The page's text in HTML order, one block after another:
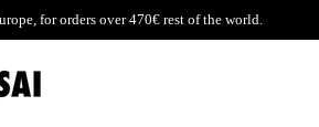
for orders over 470€ rest of the world.